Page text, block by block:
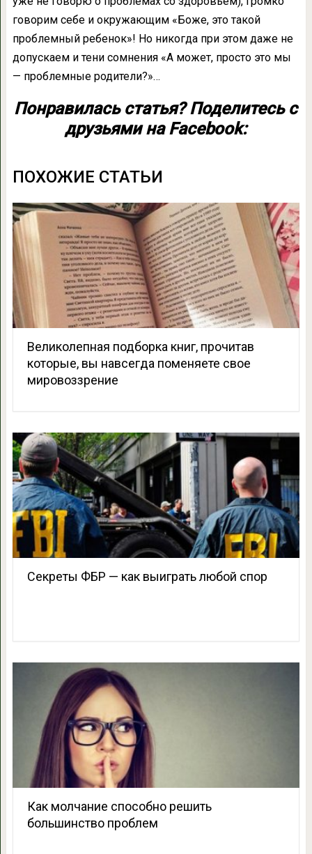
говорим себе и окружающим «Боже, это такой
проблемный ребенок»! Но никогда при этом даже не
допускаем и тени сомнения «А может, просто это мы
— проблемные родители?»…
Понравилась статья? Поделитесь с
друзьями на Facebook:
ПОХОЖИЕ СТАТЬИ
Великолепная подборка книг, прочитав
которые, вы навсегда поменяете свое
мировоззрение
Секреты ФБР — как выиграть любой спор
Как молчание способно решить
большинство проблем